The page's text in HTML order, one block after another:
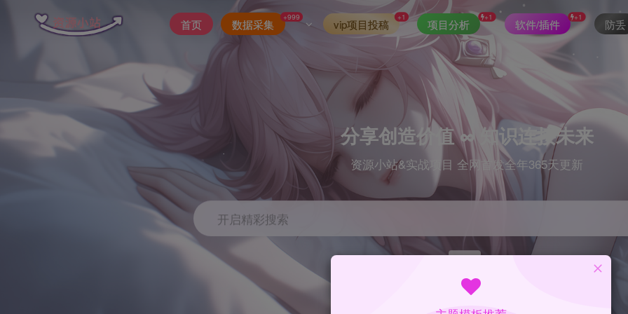
首页 数据采集
+999
vip项目投稿
+1
项目分析
+1
软件/插件
+1
防丢
分享创造价值 ∞ 知识连接未来
资源小站&实战项目 全网首发全年365天更新
开启精彩搜索
index